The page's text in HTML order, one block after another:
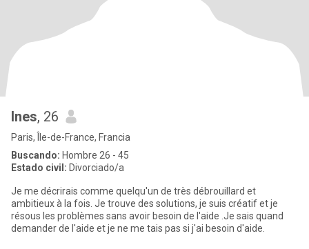
Ines, 26
Paris, Île-de-France, Francia
Buscando: Hombre 26 - 45
Estado civil: Divorciado/a
Je me décrirais comme quelqu'un de très débrouillard et
ambitieux à la fois. Je trouve des solutions, je suis créatif et je
résous les problèmes sans avoir besoin de l'aide .Je sais quand
demander de l'aide et je ne me tais pas si j'ai besoin d'aide.